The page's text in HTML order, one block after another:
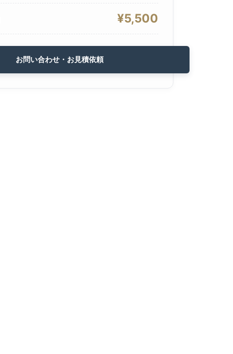
¥5,500
お問い合わせ・お見積依頼